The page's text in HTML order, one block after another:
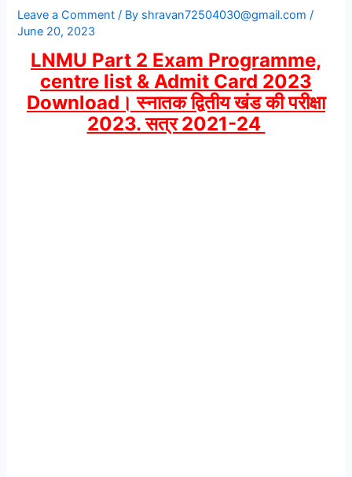
Leave a Comment / By shravan72504030@gmail.com/
June 20, 2023
LNMU Part 2 Exam Programme,
centre list & Admit Card 2023
Download। स्नातक द्वितीय खंड की परीक्षा
2023. सत्र 2021-24